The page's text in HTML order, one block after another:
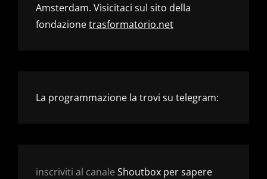
Amsterdam. Visicitaci sul sito della
fondazionetrasformatorio.net
La programmazione la trovi su telegram:
inscriviti al canale Shoutbox per sapere